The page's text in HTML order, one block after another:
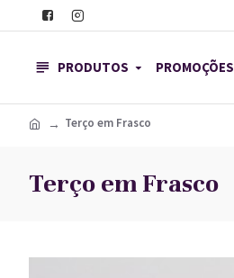
PRODUTOS PROMOÇÕES
Terço em Frasco
Terço em Frasco